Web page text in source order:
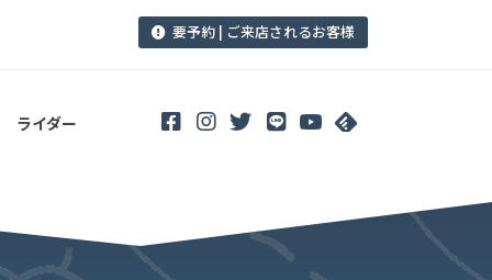
要予約 | ご来店されるお客様
ライダー